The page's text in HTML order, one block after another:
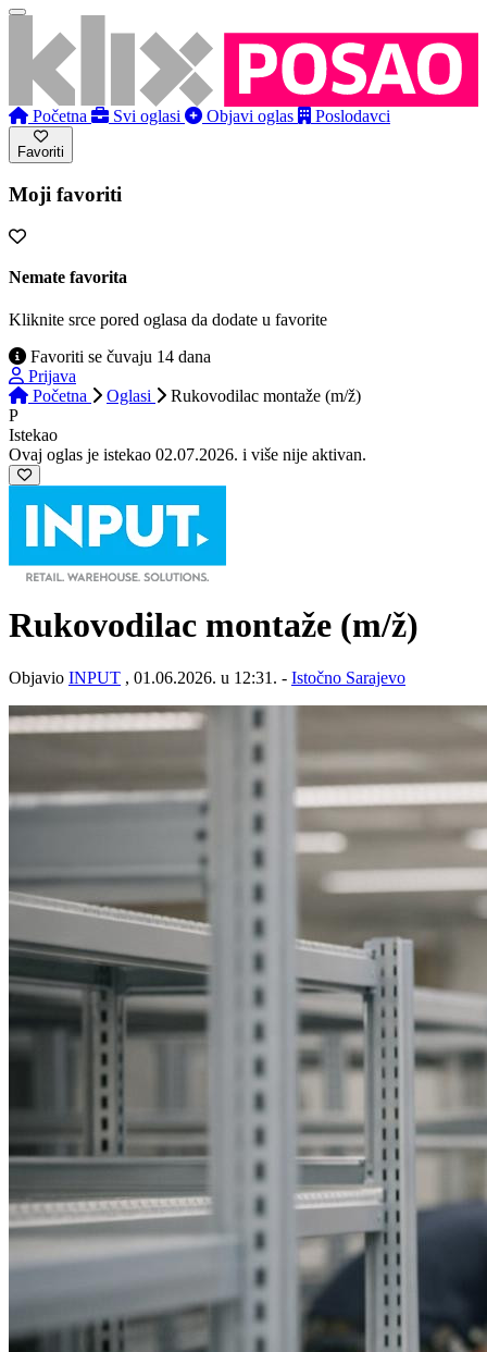
Početna Svi oglasi Objavi oglas Poslodavci
Favoriti
Moji favoriti
Nemate favorita
Kliknite srce pored oglasa da dodate u favorite
Favoriti se čuvaju 14 dana
Prijava
Početna
Oglasi
Rukovodilac montaže (m/ž)
P
Istekao
Ovaj oglas je istekao 02.07.2026. i više nije aktivan.
Rukovodilac montaže (m/ž)
Objavio INPUT , 01.06.2026. u 12:31. - Istočno Sarajevo